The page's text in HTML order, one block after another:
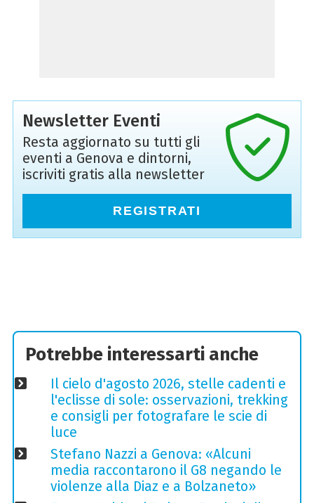
Newsletter Eventi
Resta aggiornato su tutti gli
eventi a Genova e dintorni,
iscriviti gratis alla newsletter
REGISTRATI
Potrebbe interessarti anche
Il cielo d'agosto 2026, stelle cadenti e
l'eclisse di sole: osservazioni, trekking
e consigli per fotografare le scie di
luce
Stefano Nazzi a Genova: «Alcuni
media raccontarono il G8 negando le
violenze alla Diaz e a Bolzaneto»